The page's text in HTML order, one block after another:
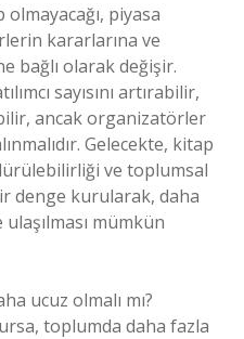
piyasa
kararlarına ve
bağlı olarak değişir.
sayısını artırabilir,
ancak organizatörler
Gelecekte, kitap
ve toplumsal
denge kurularak, daha
mümkün
ucuz olmalı mı?
toplumda daha fazla